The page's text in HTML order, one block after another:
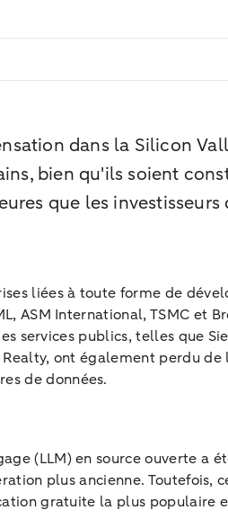
dans la Silicon
bien qu'ils soient
que les
liées à toute forme de
ASM International, TSMC et
services publics, telles que
ont également perdu
de données.
(LLM) en source ouverte a
plus ancienne. Toutefois,
gratuite la plus populaire